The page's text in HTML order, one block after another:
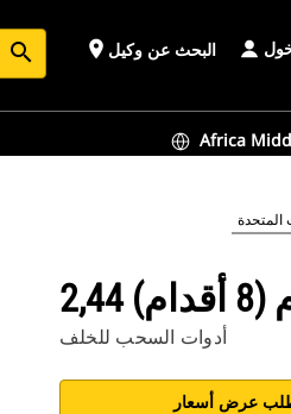
search place البحث عن وكيل
المتحدة
(8 أقدام)
أدوات السحب للخلف
عرض أسعار